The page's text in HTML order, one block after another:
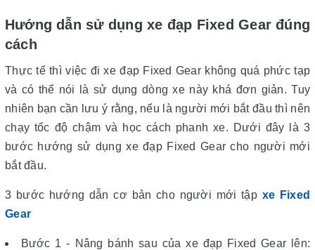
Hướng dẫn sử dụng xe đạp Fixed Gear đúng
cách
Thực tế thì việc đi xe đạp Fixed Gear không quá phức tạp
và có thể nói là sử dụng dòng xe này khá đơn giản. Tuy
nhiên bạn cần lưu ý rằng, nếu là người mới bắt đầu thì nên
chạy tốc độ chậm và học cách phanh xe. Dưới đây là 3
bước hướng sử dụng xe đạp Fixed Gear cho người mới
bắt đầu.
3 bước hướng dẫn cơ bản cho người mới tập xe Fixed
Gear
Bước 1 - Nâng bánh sau của xe đạp Fixed Gear lên: